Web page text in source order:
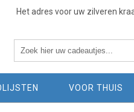
Het adres voor uw zilveren
VOOR THUIS